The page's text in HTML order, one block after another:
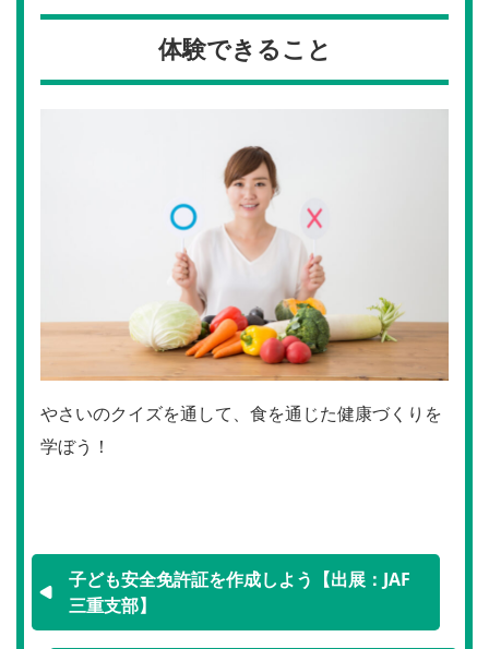
体験できること
やさいのクイズを通して、食を通じた健康づくりを
学ぼう！
子ども安全免許証を作成しよう【出展：JAF
三重支部】